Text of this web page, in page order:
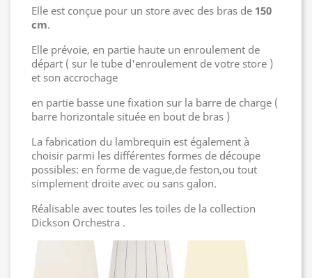
Elle est conçue pour un store avec des bras de 150
cm.
Elle prévoie, en partie haute un enroulement de
départ ( sur le tube d'enroulement de votre store )
et son accrochage
en partie basse une fixation sur la barre de charge (
barre horizontale située en bout de bras )
La fabrication du lambrequin est également à
choisir parmi les différentes formes de découpe
possibles: en forme de vague,de feston,ou tout
simplement droite avec ou sans galon.
Réalisable avec toutes les toiles de la collection
Dickson Orchestra .